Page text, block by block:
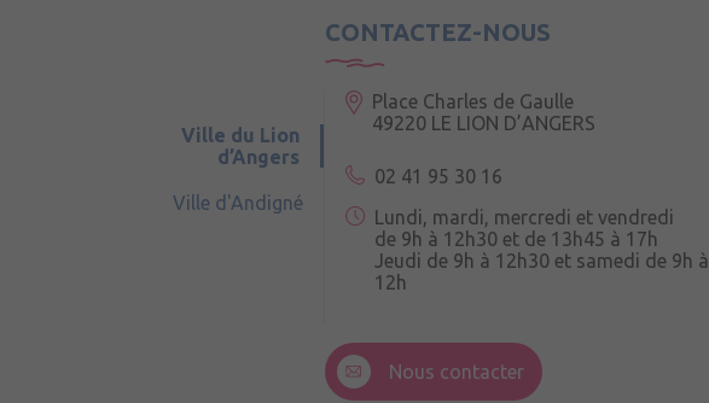
CONTACTEZ-NOUS
Ville du Lion
d’Angers
Ville d'Andigné
Place Charles de Gaulle
49220 LE LION D’ANGERS
02 41 95 30 16
Lundi, mardi, mercredi et vendredi
de 9h à 12h30 et de 13h45 à 17h
Jeudi de 9h à 12h30 et samedi de 9h à
12h
Nous contacter